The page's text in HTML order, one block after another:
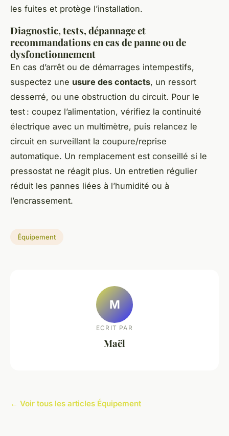
les fuites et protège l’installation.
Diagnostic, tests, dépannage et
recommandations en cas de panne ou de
dysfonctionnement
En cas d’arrêt ou de démarrages intempestifs,
suspectez une usure des contacts, un ressort
desserré, ou une obstruction du circuit. Pour le
test : coupez l’alimentation, vérifiez la continuité
électrique avec un multimètre, puis relancez le
circuit en surveillant la coupure/reprise
automatique. Un remplacement est conseillé si le
pressostat ne réagit plus. Un entretien régulier
réduit les pannes liées à l’humidité ou à
l’encrassement.
Équipement
M
ECRIT PAR
Maël
← Voir tous les articles Équipement